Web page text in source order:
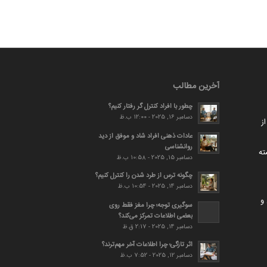
و
آخرین مطالب
چطور با افراد کنترل گر رفتار کنیم؟
دسامبر 16, 2025 - 12:00 ب.ظ
عادات ذهنی افراد شاد و موفق از دید
روانشناسی
دسامبر 15, 2025 - 10:58 ب.ظ
چگونه ترس از طرد شدن را کنترل کنیم؟
دسامبر 14, 2025 - 10:54 ب.ظ
سوگیری توجه؛ چرا مغز فقط روی
بعضی اطلاعات تمرکز می‌کند؟
دسامبر 14, 2025 - 2:17 ق.ظ
اثر تازگی؛ چرا اطلاعات آخر مهم‌ترند؟
دسامبر 12, 2025 - 7:52 ب.ظ